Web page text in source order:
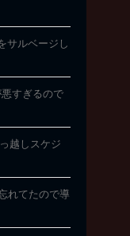
サルベージし
すぎるので
越しスケジ
れてたので導